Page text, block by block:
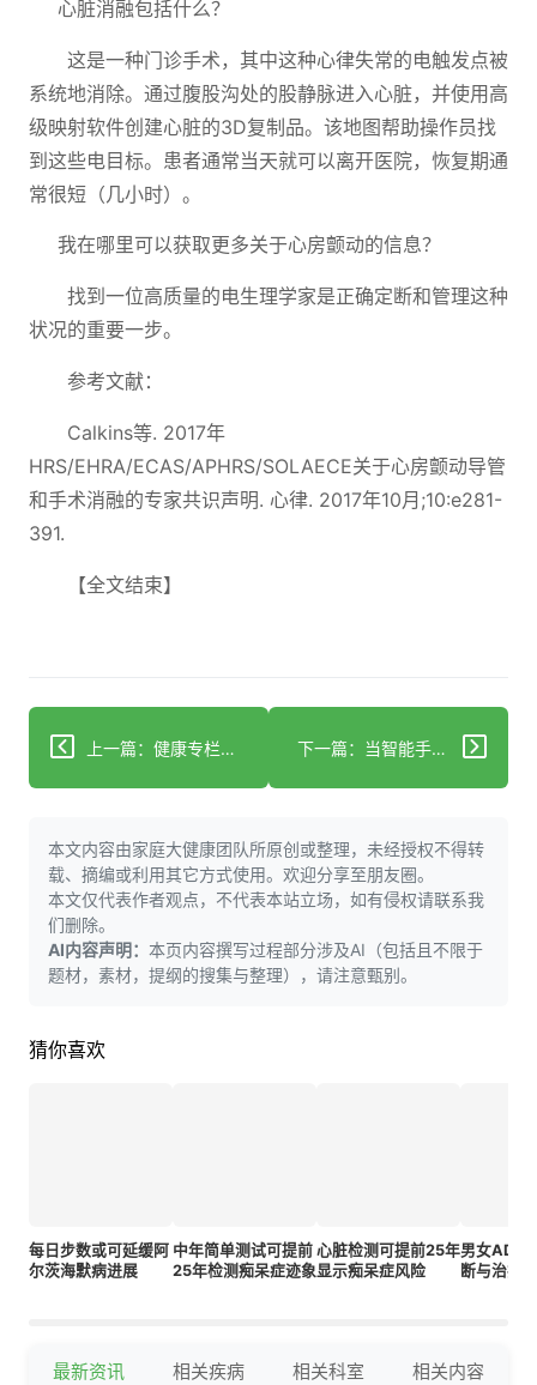
心脏消融包括什么？
这是一种门诊手术，其中这种心律失常的电触发点被
系统地消除。通过腹股沟处的股静脉进入心脏，并使用高
级映射软件创建心脏的3D复制品。该地图帮助操作员找
到这些电目标。患者通常当天就可以离开医院，恢复期通
常很短（几小时）。
我在哪里可以获取更多关于心房颤动的信息？
找到一位高质量的电生理学家是正确定断和管理这种
状况的重要一步。
参考文献：
Calkins等. 2017年
HRS/EHRA/ECAS/APHRS/SOLAECE关于心房颤动导管
和手术消融的专家共识声明. 心律. 2017年10月;10:e281-
391.
【全文结束】
上一篇：健康专栏：停用慢性阻塞性肺病吸入器导致心房颤动突然减少 下一篇：当智能手表提示你有心房颤动时该怎么办
本文内容由家庭大健康团队所原创或整理，未经授权不得转
载、摘编或利用其它方式使用。欢迎分享至朋友圈。
本文仅代表作者观点，不代表本站立场，如有侵权请联系我
们删除。
AI内容声明： 本页内容撰写过程部分涉及AI（包括且不限于
题材，素材，提纲的搜集与整理），请注意甄别。
猜你喜欢
每日步数或可延缓阿
尔茨海默病进展
中年简单测试可提前
25年检测痴呆症迹象
心脏检测可提前25年
显示痴呆症风险
男女
断与治疗
最新资讯 相关疾病 相关科室 相关内容